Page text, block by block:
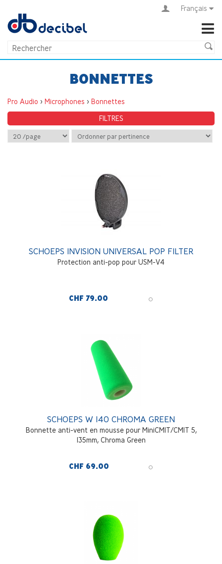
Français
BONNETTES
Pro Audio > Microphones > Bonnettes
FILTRES
SCHOEPS INVISION UNIVERSAL POP FILTER
Protection anti-pop pour USM-V4
CHF 79.00
SCHOEPS W 140 CHROMA GREEN
Bonnette anti-vent en mousse pour MiniCMIT/CMIT 5,
135mm, Chroma Green
CHF 69.00